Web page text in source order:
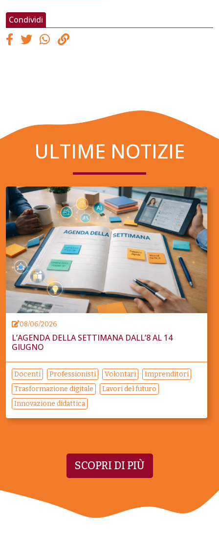
Condividi
ULTIME NOTIZIE
08/06/2026
L’AGENDA DELLA SETTIMANA DALL’8 AL 14
GIUGNO
Docenti Professionisti Volontari
Imprenditori
Trasformazione digitale
Lavori del futuro
Innovazione didattica
SCOPRI DI PIÙ